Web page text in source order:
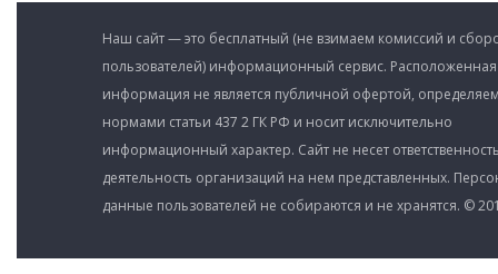
Наш сайт — это бесплатный (не взимаем комиссий и
пользователей) информационный сервис.
информация не является публичной офертой,
нормами статьи 437 2 ГК РФ и носит исключительно
информационный характер. Сайт не несет
деятельность организаций на нем представленных.
данные пользователей не собираются и не хранятся. ©